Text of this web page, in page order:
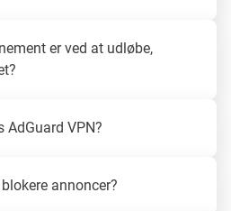
er ved at udløbe,
AdGuard VPN?
annoncer?